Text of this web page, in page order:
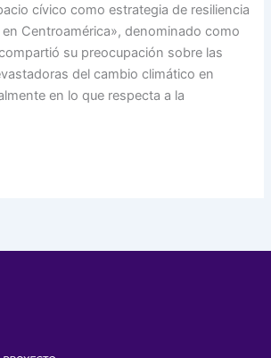
cívico como estrategia de resiliencia
Centroamérica», denominado como
su preocupación sobre las
del cambio climático en
en lo que respecta a la